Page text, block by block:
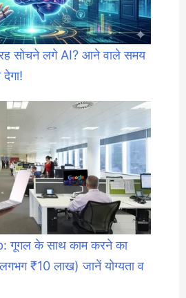
सोचने लगे AI? आने वाले समय
के साथ काम करने का
₹10 लाख) जानें योग्यता व